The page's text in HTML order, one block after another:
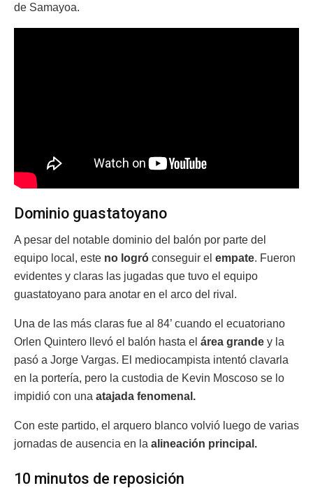
de Samayoa.
Dominio guastatoyano
A pesar del notable dominio del balón por parte del
equipo local, este no logró conseguir el empate. Fueron
evidentes y claras las jugadas que tuvo el equipo
guastatoyano para anotar en el arco del rival.
Una de las más claras fue al 84’ cuando el ecuatoriano
Orlen Quintero llevó el balón hasta el área grande y la
pasó a Jorge Vargas. El mediocampista intentó clavarla
en la portería, pero la custodia de Kevin Moscoso se lo
impidió con una atajada fenomenal.
Con este partido, el arquero blanco volvió luego de varias
jornadas de ausencia en la alineación principal.
10 minutos de reposición